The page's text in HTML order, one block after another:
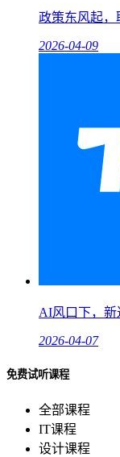
政策东风起，
2026-04-09
AI风口下，
2026-04-07
免费试听课程
全部课程
IT课程
设计课程